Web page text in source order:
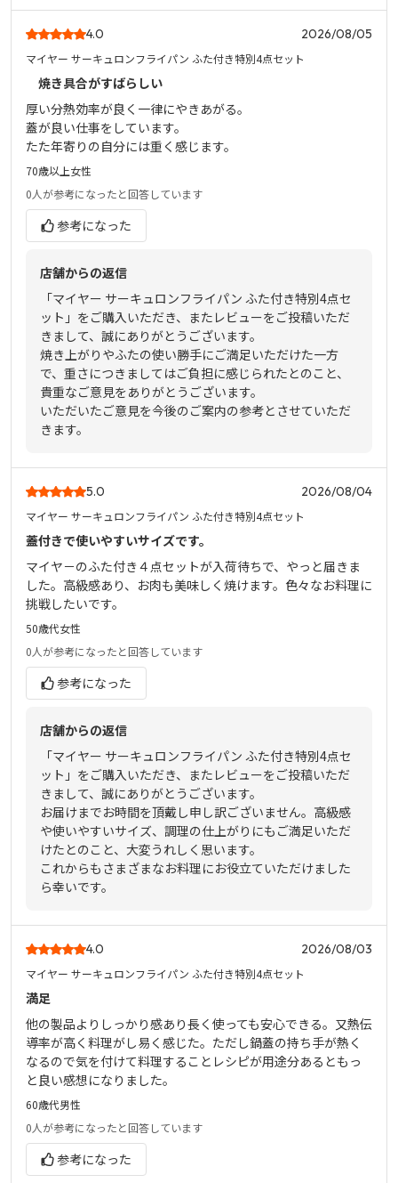
4.0 2026/08/05
マイヤー サーキュロンフライパン ふた付き特別4点セット
焼き具合がすばらしい
厚い分熱効率が良く一律にやきあがる。
蓋が良い仕事をしています。
たた年寄りの自分には重く感じます。
70歳以上女性
0人が参考になったと回答しています
参考になった
店舗からの返信
「マイヤー サーキュロンフライパン ふた付き特別4点セ
ット」をご購入いただき、またレビューをご投稿いただ
きまして、誠にありがとうございます。
焼き上がりやふたの使い勝手にご満足いただけた一方
で、重さにつきましてはご負担に感じられたとのこと、
貴重なご意見をありがとうございます。
いただいたご意見を今後のご案内の参考とさせていただ
きます。
5.0 2026/08/04
マイヤー サーキュロンフライパン ふた付き特別4点セット
蓋付きで使いやすいサイズです。
マイヤ－のふた付き４点セットが入荷待ちで、やっと届きま
した。高級感あり、お肉も美味しく焼けます。色々なお料理に
挑戦したいです。
50歳代女性
0人が参考になったと回答しています
参考になった
店舗からの返信
「マイヤー サーキュロンフライパン ふた付き特別4点セ
ット」をご購入いただき、またレビューをご投稿いただ
きまして、誠にありがとうございます。
お届けまでお時間を頂戴し申し訳ございません。高級感
や使いやすいサイズ、調理の仕上がりにもご満足いただ
けたとのこと、大変うれしく思います。
これからもさまざまなお料理にお役立ていただけました
ら幸いです。
4.0 2026/08/03
マイヤー サーキュロンフライパン ふた付き特別4点セット
満足
他の製品よりしっかり感あり長く使っても安心できる。又熱伝
導率が高く料理がし易く感じた。ただし鍋蓋の持ち手が熱く
なるので気を付けて料理することレシピが用途分あるともっ
と良い感想になりました。
60歳代男性
0人が参考になったと回答しています
参考になった